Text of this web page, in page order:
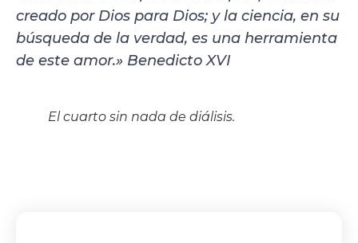
creado por Dios para Dios; y la ciencia, en su
búsqueda de la verdad, es una herramienta
de este amor.» Benedicto XVI
El cuarto sin nada de diálisis.